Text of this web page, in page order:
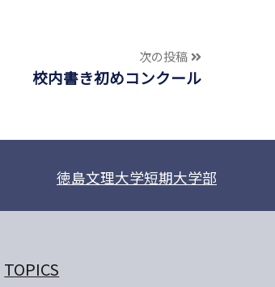
次の投稿
校内書き初めコンクール
徳島文理大学短期大学部
TOPICS